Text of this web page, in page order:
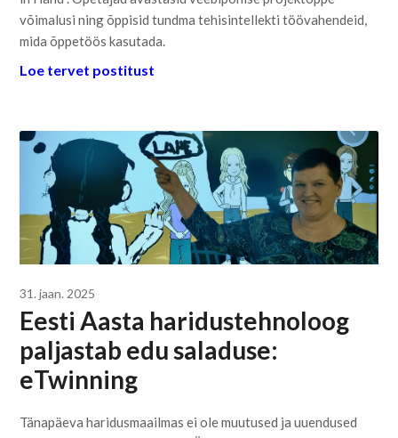
võimalusi ning õppisid tundma tehisintellekti töövahendeid,
mida õppetöös kasutada.
Loe tervet postitust
31. jaan. 2025
Eesti Aasta haridustehnoloog
paljastab edu saladuse:
eTwinning
Tänapäeva haridusmaailmas ei ole muutused ja uuendused